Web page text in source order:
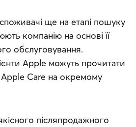
ще на етапі пошуку
компанію на основі її
обслуговування.
Apple можуть прочитати
післяпродажного